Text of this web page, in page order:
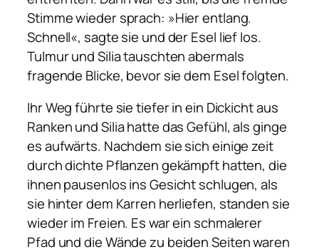
Stimme wieder sprach: »Hier entlang.
Schnell«, sagte sie und der Esel lief los.
Tulmur und Silia tauschten abermals
fragende Blicke, bevor sie dem Esel folgten.
Ihr Weg führte sie tiefer in ein Dickicht aus
Ranken und Silia hatte das Gefühl, als ginge
es aufwärts. Nachdem sie sich einige zeit
durch dichte Pflanzen gekämpft hatten, die
ihnen pausenlos ins Gesicht schlugen, als
sie hinter dem Karren herliefen, standen sie
wieder im Freien. Es war ein schmalerer
Pfad und die Wände zu beiden Seiten waren